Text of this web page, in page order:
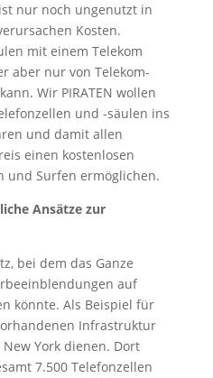
nur noch ungenutzt in
Kosten.
mit einem Telekom
aber nur von Telekom-
Wir PIRATEN wollen
und -säulen ins
und damit allen
einen kostenlosen
und Surfen ermöglichen.
Ansätze zur
bei dem das Ganze
auf
könnte. Als Beispiel für
Infrastruktur
York dienen. Dort
7.500 Telefonzellen